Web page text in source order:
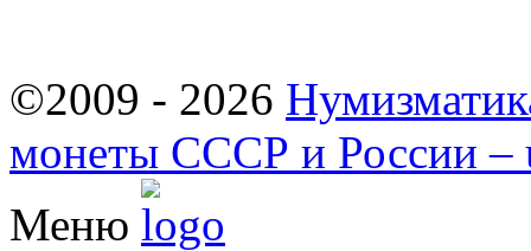
©2009 - 2026
монеты СССР и России –
Меню